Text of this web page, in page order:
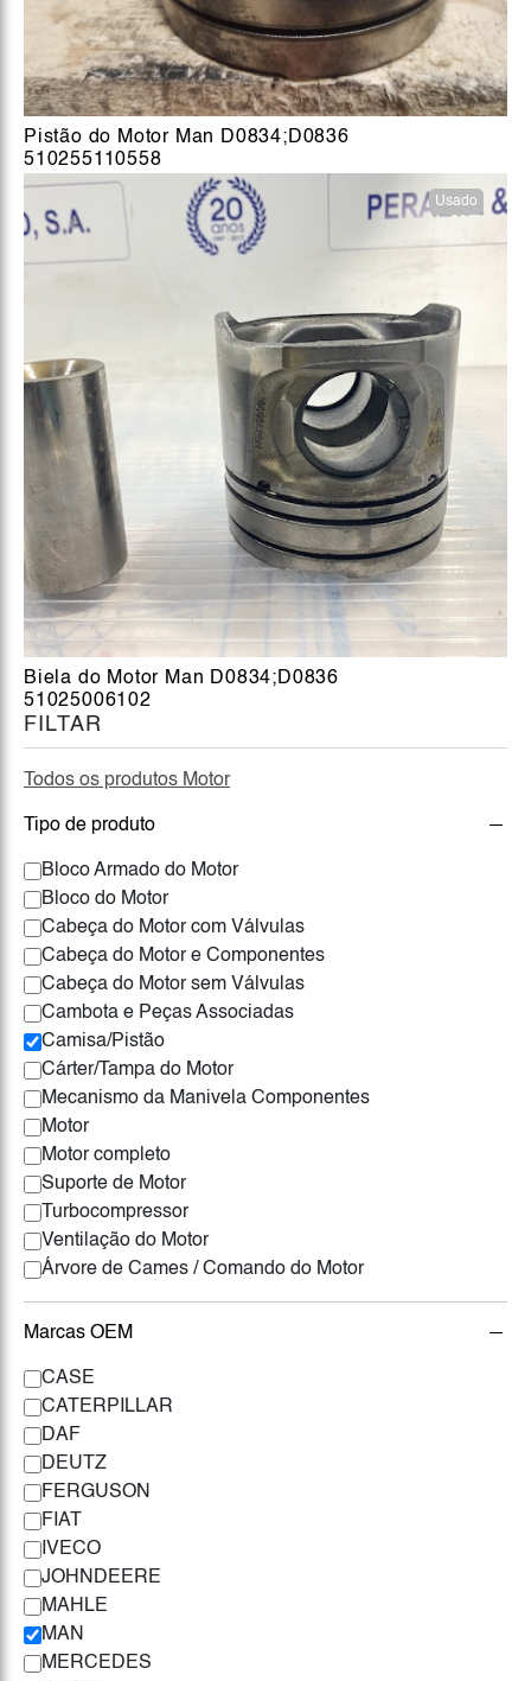
FILTAR
Todos os produtos Motor
Tipo de produto
Bloco Armado do Motor
Bloco do Motor
Cabeça do Motor com Válvulas
Cabeça do Motor e Componentes
Cabeça do Motor sem Válvulas
Cambota e Peças Associadas
Camisa/Pistão
Cárter/Tampa do Motor
Mecanismo da Manivela Componentes
Motor
Motor completo
Suporte de Motor
Turbocompressor
Ventilação do Motor
Árvore de Cames / Comando do Motor
Marcas OEM
CASE
CATERPILLAR
DAF
DEUTZ
FERGUSON
FIAT
IVECO
JOHNDEERE
MAHLE
MAN
MERCEDES
Pistão do Motor Man D0834;D0836
510255110558
Usado
Biela do Motor Man D0834;D0836
51025006102